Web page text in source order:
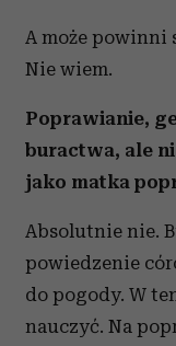
A może powinni
Nie wiem.
Poprawianie,
buractwa, ale
jako matka
Absolutnie nie.
powiedzenie
do pogody. W
nauczyć. Na